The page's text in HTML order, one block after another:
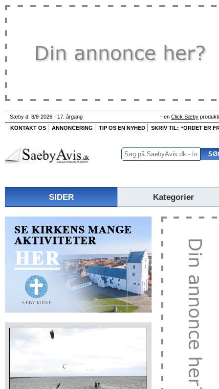
Sæby d. 8/8-2026 - 17. årgang - en Click Sæby
KONTAKT OS
ANNONCERING TIP OS EN NYHED SKRIV TIL: “ORDET ER
SIDER Kategorier